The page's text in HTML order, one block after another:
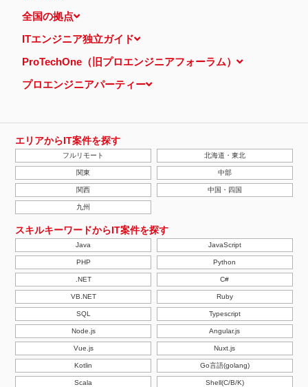
全国の拠点
ITエンジニア独立ガイド
ProTechOne（旧プロエンジニアフォーラム）
プロエンジニアパーティー
エリアからIT案件を探す
フルリモート 北海道・東北
関東 中部
関西 中国・四国
九州
スキルキーワードからIT案件を探す
Java JavaScript
PHP Python
.NET C#
VB.NET Ruby
SQL Typescript
Node.js Angular.js
Vue.js Nuxt.js
Kotlin Go言語(golang)
Scala Shell(C/B/K)